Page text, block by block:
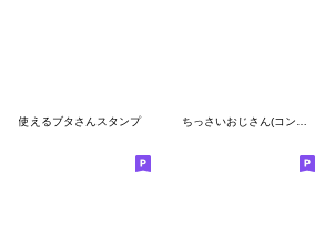
使えるブタさんスタンプ ちっさいおじさん(コンビ編)